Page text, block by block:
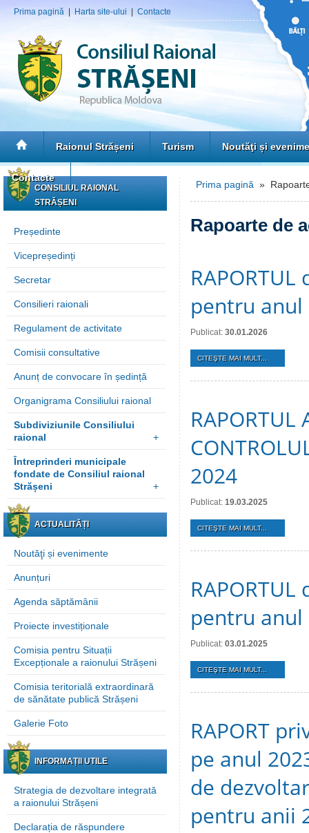
Prima pagină Harta site-ului Contacte
Raionul Strășeni Turism Noutăţi și
Contacte
CONSILIUL RAIONAL
STRĂȘENI
Președinte
Vicepreședinți
Secretar
Consilieri raionali
Regulament de activitate
Comisii consultative
Anunț de convocare în ședință
Organigrama Consiliului raional
Subdiviziunile Consiliului
raional
+
Întreprinderi municipale
fondate de Consiliul raional
Strășeni
+
ACTUALITĂȚI
Noutăţi și evenimente
Anunțuri
Agenda săptămânii
Proiecte investiționale
Comisia pentru Situații
Excepționale a raionului Strășeni
Comisia teritorială extraordinară
de sănătate publică Strășeni
Galerie Foto
INFORMAȚII UTILE
Strategia de dezvoltare integrată
a raionului Strășeni
Declarația de răspundere
Prima pagină »
Rapoarte de
pentru anul
Publicat: 30.01.2026
CITEŞTE MAI MULT...
RAPORTUL
2024
Publicat: 19.03.2025
CITEŞTE MAI MULT...
pentru anul
Publicat: 03.01.2025
CITEŞTE MAI MULT...
RAPORT
pe anul
de
pentru anii